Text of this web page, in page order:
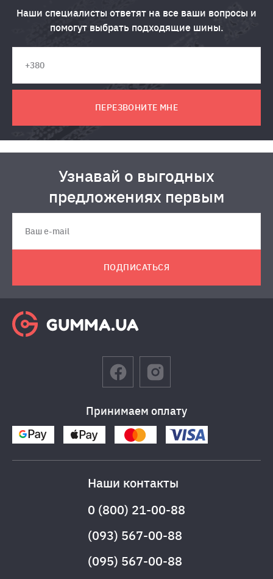
Наши специалисты ответят на все ваши вопросы и
помогут выбрать подходящие шины.
ПЕРЕЗВОНИТЕ МНЕ
Узнавай о выгодных
предложениях первым
ПОДПИСАТЬСЯ
Принимаем оплату
Наши контакты
0 (800) 21-00-88
(093) 567-00-88
(095) 567-00-88